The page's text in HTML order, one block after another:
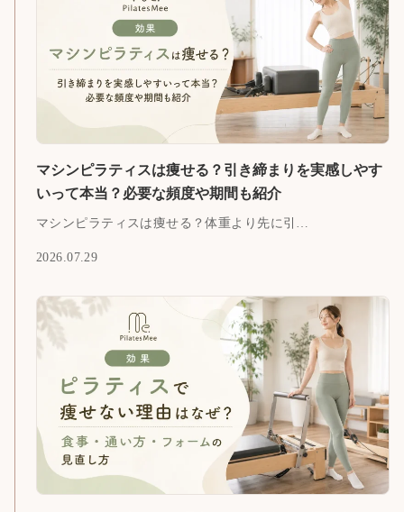
マシンピラティスは痩せる？引き締まりを実感しやす
いって本当？必要な頻度や期間も紹介
マシンピラティスは痩せる？体重より先に引…
2026.07.29